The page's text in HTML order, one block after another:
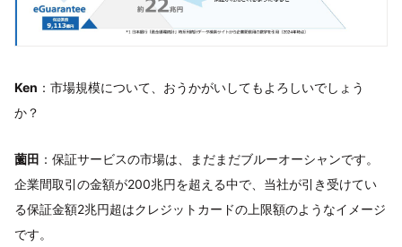
Ken ：市場規模について、おうかがいしてもよろしいでしょう
か？
薗田 ：保証サービスの市場は、まだまだブルーオーシャンです。
企業間取引の金額が200兆円を超える中で、当社が引き受けてい
る保証金額2兆円超はクレジットカードの上限額のようなイメージ
です。